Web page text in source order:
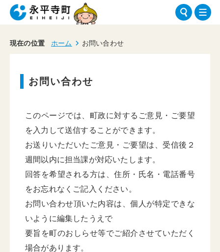
現在の位置 ホーム お問い合わせ
お問い合わせ
このページでは、町政に対するご意見・ご要望
を入力して送信することができます。
お送りいただいたご意見・ご要望は、受信後２
週間以内に担当課が対応いたします。
回答を希望される方は、住所・氏名・電話番号
をお忘れなくご記入ください。
お問い合わせ頂いた内容は、個人が特定できな
いように編集したうえで
要旨を町のおしらせ等でご紹介させていただく
場合があります。